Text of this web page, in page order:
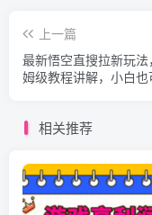
上一篇
最新悟空直搜拉新玩法
姆级教程讲解，小白也
相关推荐